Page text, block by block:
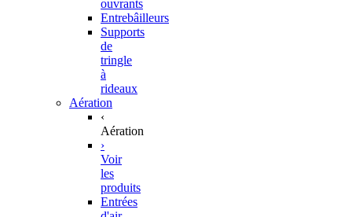
ouvrants
Entrebâilleurs
Supports
de
tringle
à
rideaux
Aération
‹
Aération
›
Voir
les
produits
Entrées